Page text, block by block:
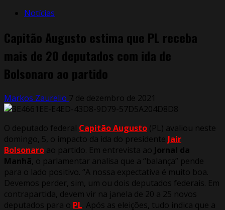
Notícias
Capitão Augusto estima que PL receba
mais de 20 deputados com ida de
Bolsonaro ao partido
Markos Zaurelio 7 de dezembro de 2021
O deputado federal Capitão Augusto (PL) avaliou neste
domingo, 5, o impacto da ida do presidente Jair
Bolsonaro ao partido. Em entrevista ao Jornal da
Manhã , o parlamentar analisa que a “balança” pende
para o lado positivo. “A nossa expectativa é muito boa.
Devemos perder, sim, um ou dois deputados federais. Em
contrapartida, devem vir na janela de 20 a 25 novos
deputados para o PL. Após as eleições, tudo indica que a